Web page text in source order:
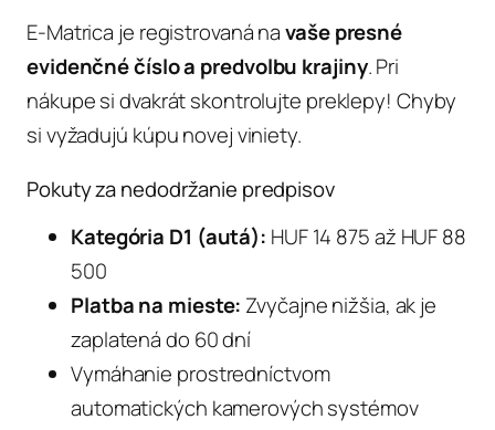
E-Matrica je registrovaná navaše presné
evidenčné číslo a predvolbu krajiny. Pri
nákupe si dvakrát skontrolujte preklepy! Chyby
si vyžadujú kúpu novej viniety.
Pokuty za nedodržanie predpisov
Kategória D1 (autá): HUF 14 875 až HUF 88
500
Platba na mieste: Zvyčajne nižšia, ak je
zaplatená do 60 dní
Vymáhanie prostredníctvom
automatických kamerových systémov